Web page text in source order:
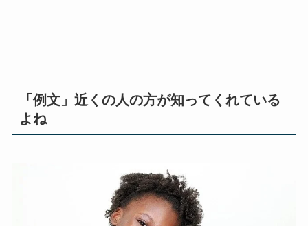
「例文」近くの人の方が知ってくれている
よね